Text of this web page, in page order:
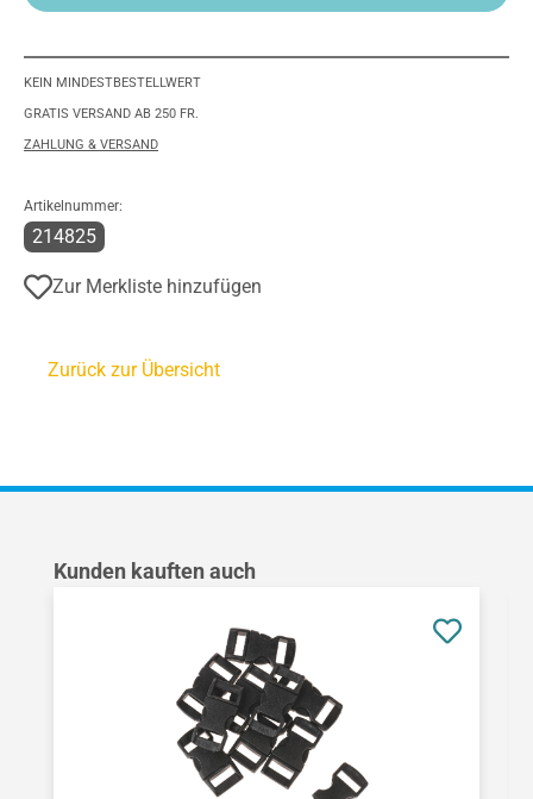
KEIN MINDESTBESTELLWERT
GRATIS VERSAND AB 250 FR.
ZAHLUNG & VERSAND
Artikelnummer:
214825
Zur Merkliste hinzufügen
Zurück zur Übersicht
Produktgalerie überspringen
Kunden kauften auch